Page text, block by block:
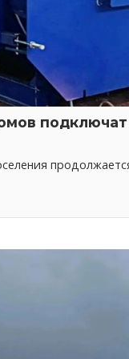
подключат